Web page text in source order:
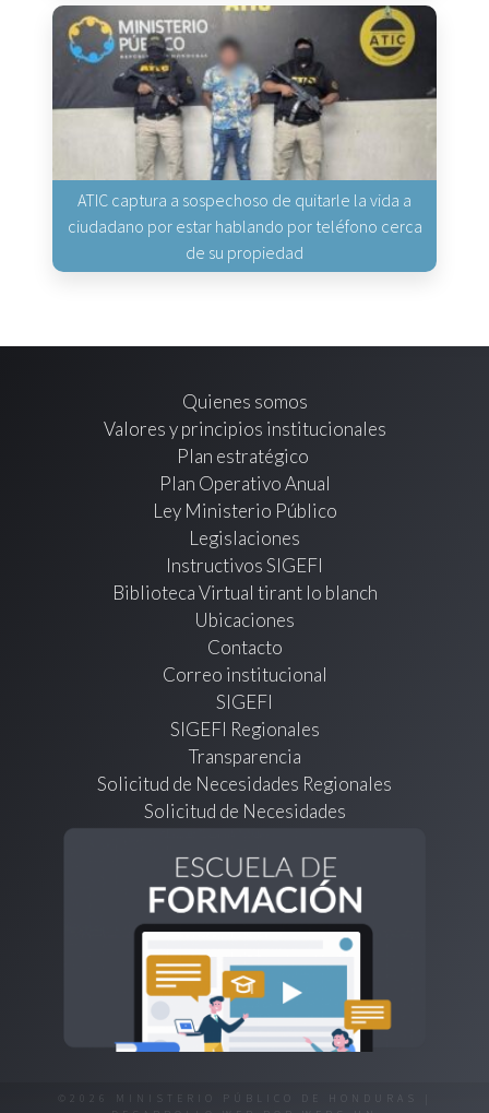
ATIC captura a sospechoso de quitarle la vida a
ciudadano por estar hablando por teléfono cerca
de su propiedad
Quienes somos
Valores y principios institucionales
Plan estratégico
Plan Operativo Anual
Ley Ministerio Público
Legislaciones
Instructivos SIGEFI
Biblioteca Virtual tirant lo blanch
Ubicaciones
Contacto
Correo institucional
SIGEFI
SIGEFI Regionales
Transparencia
Solicitud de Necesidades Regionales
Solicitud de Necesidades
©2026 MINISTERIO PÚBLICO DE HONDURAS |